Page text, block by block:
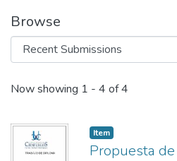
Browse
Recent Submissions
Now showing 1 - 4 of 4
Item
Propuesta